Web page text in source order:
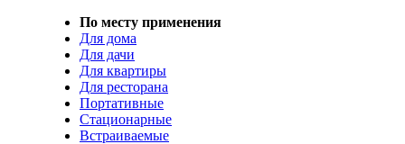
По месту применения
Для дома
Для дачи
Для квартиры
Для ресторана
Портативные
Стационарные
Встраиваемые